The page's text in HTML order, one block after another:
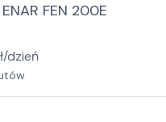
FEN 200E
dzień